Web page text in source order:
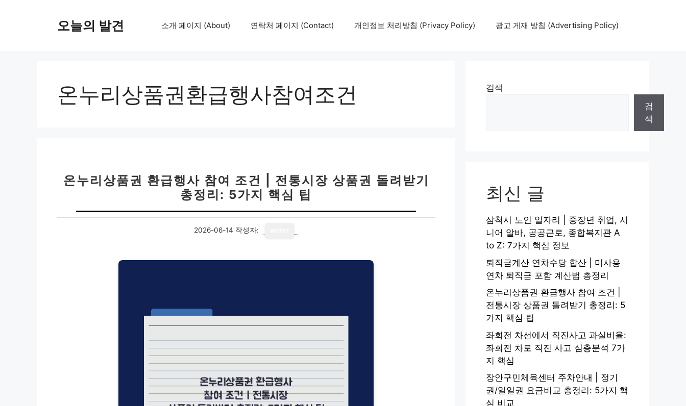
오늘의 발견 소개 페이지 (About) 연락처 페이지 (Contact) 개인정보 처리방침 (Privacy Policy) 광고 게재 방침 (Advertising Policy)
온누리상품권환급행사참여조건
온누리상품권 환급행사 참여 조건 | 전통시장 상품권 돌려받기
총정리: 5가지 핵심 팁
2026-06-14 작성자:
검색
검
색
최신 글
삼척시 노인 일자리 | 중장년 취업, 시
니어 알바, 공공근로, 종합복지관 A
to Z: 7가지 핵심 정보
퇴직금계산 연차수당 합산 | 미사용
연차 퇴직금 포함 계산법 총정리
온누리상품권 환급행사 참여 조건 |
전통시장 상품권 돌려받기 총정리: 5
가지 핵심 팁
좌회전 차선에서 직진사고 과실비율:
좌회전 차로 직진 사고 심층분석 7가
지 핵심
장안구민체육센터 주차안내 | 정기
권/일일권 요금비교 총정리: 5가지 핵
심 비교